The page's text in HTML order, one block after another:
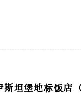
坦堡地标饭店